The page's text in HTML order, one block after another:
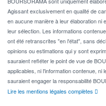
Agissant exclusivement en qualité de
en aucune manière à leur élaboration
leur sélection. Les informations
ont été retranscrites "en l'état", sans
opinions ou estimations qui y sont
sauraient refléter le point de vue de
applicables, ni l'information contenue,
sauraient engager la responsabilité
Lire les mentions légales complètes